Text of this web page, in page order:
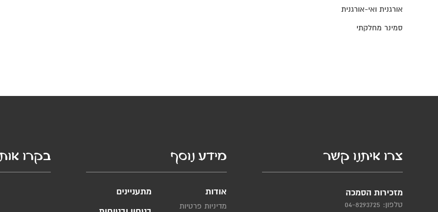
אורגנית ואי-אורגנית
סמינר מחלקתי
צרו איתנו קשר
מזכירות הסמכה
טלפון: 04-8293725
מידע נוסף
אודות
מדיניות פרטיות
מתעניינים
בקרו